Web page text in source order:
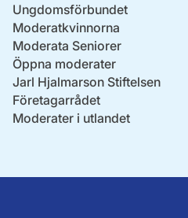
Ungdomsförbundet
Moderatkvinnorna
Moderata Seniorer
Öppna moderater
Jarl Hjalmarson Stiftelsen
Företagarrådet
Moderater i utlandet